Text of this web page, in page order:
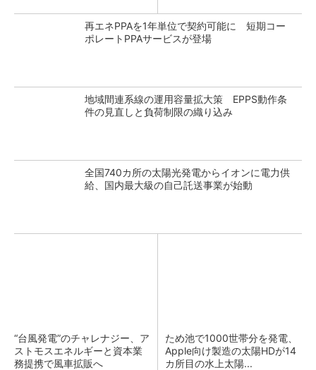
再エネPPAを1年単位で契約可能に 短期コー
ポレートPPAサービスが登場
地域間連系線の運用容量拡大策 EPPS動作条
件の見直しと負荷制限の織り込み
全国740カ所の太陽光発電からイオンに電力供
給、国内最大級の自己託送事業が始動
“台風発電”のチャレナジー、ア
ストモスエネルギーと資本業
務提携で風車拡販へ
ため池で1000世帯分を発電、
Apple向け製造の太陽HDが14
カ所目の水上太陽...